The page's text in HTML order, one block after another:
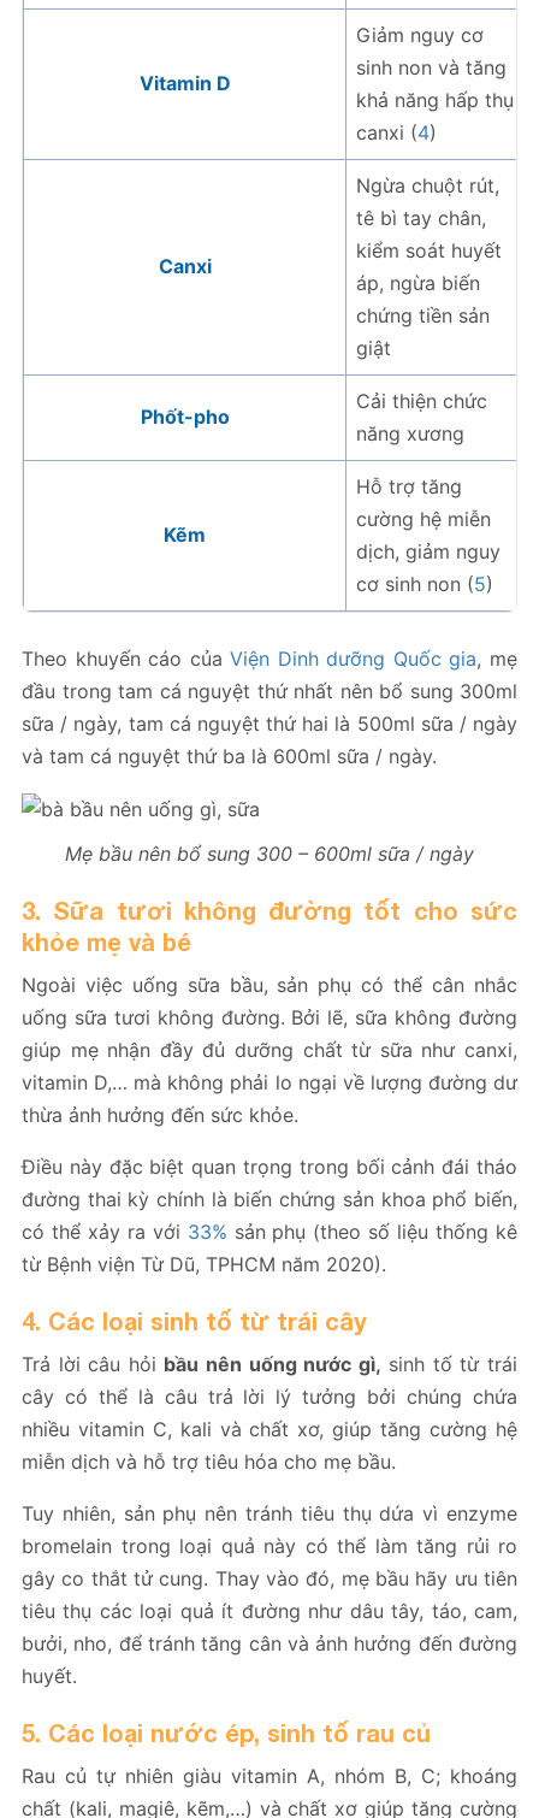
Vitamin D
Giảm nguy cơ
sinh non và tăng
khả năng hấp thụ
canxi (4)
Canxi
Ngừa chuột rút,
tê bì tay chân,
kiểm soát huyết
áp, ngừa biến
chứng tiền sản
giật
Phốt-pho
Cải thiện chức
năng xương
Kẽm
Hỗ trợ tăng
cường hệ miễn
dịch, giảm nguy
cơ sinh non (5)
Theo khuyến cáo củaViện Dinh dưỡng Quốc gia, mẹ
đầu trong tam cá nguyệt thứ nhất nên bổ sung 300ml
sữa / ngày, tam cá nguyệt thứ hai là 500ml sữa / ngày
và tam cá nguyệt thứ ba là 600ml sữa / ngày.
Mẹ bầu nên bổ sung 300 – 600ml sữa / ngày
3. Sữa tươi không đường tốt cho sức
khỏe mẹ và bé
Ngoài việc uống sữa bầu, sản phụ có thể cân nhắc
uống sữa tươi không đường. Bởi lẽ, sữa không đường
giúp mẹ nhận đầy đủ dưỡng chất từ sữa như canxi,
vitamin D,… mà không phải lo ngại về lượng đường dư
thừa ảnh hưởng đến sức khỏe.
Điều này đặc biệt quan trọng trong bối cảnh đái tháo
đường thai kỳ chính là biến chứng sản khoa phổ biến,
có thể xảy ra với 33% sản phụ (theo số liệu thống kê
từ Bệnh viện Từ Dũ, TPHCM năm 2020).
4. Các loại sinh tố từ trái cây
Trả lời câu hỏi bầu nên uống nước gì, sinh tố từ trái
cây có thể là câu trả lời lý tưởng bởi chúng chứa
nhiều vitamin C, kali và chất xơ, giúp tăng cường hệ
miễn dịch và hỗ trợ tiêu hóa cho mẹ bầu.
Tuy nhiên, sản phụ nên tránh tiêu thụ dứa vì enzyme
bromelain trong loại quả này có thể làm tăng rủi ro
gây co thắt tử cung. Thay vào đó, mẹ bầu hãy ưu tiên
tiêu thụ các loại quả ít đường như dâu tây, táo, cam,
bưởi, nho, để tránh tăng cân và ảnh hưởng đến đường
huyết.
5. Các loại nước ép, sinh tố rau củ
Rau củ tự nhiên giàu vitamin A, nhóm B, C; khoáng
chất (kali, magiê, kẽm,…) và chất xơ giúp tăng cường